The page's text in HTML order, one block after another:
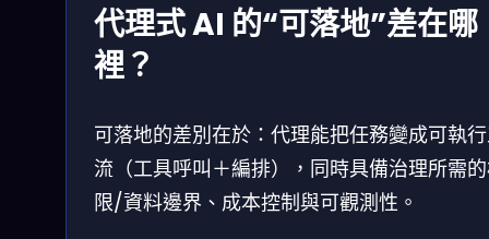
代理式 AI 的“可落地”差在哪
裡？
可落地的差別在於：代理能把任務變成可執
流（工具呼叫＋編排），同時具備治理所需
限/資料邊界、成本控制與可觀測性。